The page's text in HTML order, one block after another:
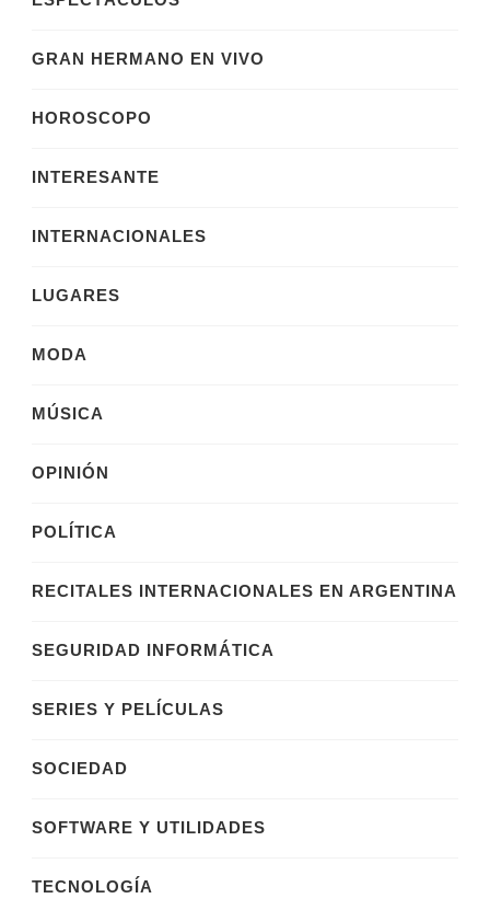
GRAN HERMANO EN VIVO
HOROSCOPO
INTERESANTE
INTERNACIONALES
LUGARES
MODA
MÚSICA
OPINIÓN
POLÍTICA
RECITALES INTERNACIONALES EN ARGENTINA
SEGURIDAD INFORMÁTICA
SERIES Y PELÍCULAS
SOCIEDAD
SOFTWARE Y UTILIDADES
TECNOLOGÍA